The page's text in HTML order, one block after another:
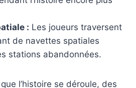
: Les joueurs traversent
de navettes spatiales
stations abandonnées.
l’histoire se déroule, des